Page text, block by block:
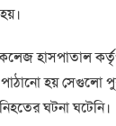
হাসপাতাল
হয় সেগুলো
ঘটনা ঘটেনি।